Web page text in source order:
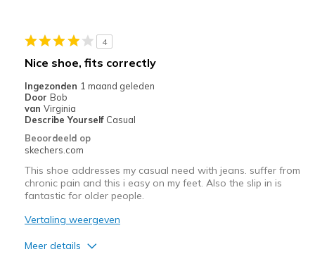
View On Shoes
I'm Into Shoes
4
Nice shoe, fits correctly
Ingezonden 1 maand geleden
Door Bob
van Virginia
Describe Yourself Casual
Beoordeeld op
skechers.com
This shoe addresses my casual need with jeans. suffer from
chronic pain and this i easy on my feet. Also the slip in is
fantastic for older people.
Vertaling weergeven
Meer details